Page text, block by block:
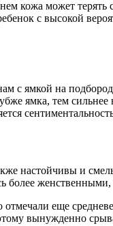
может терять
с высокой
с ямкой на
ямка, тем
настойчивы и
более
еще
вынужденно